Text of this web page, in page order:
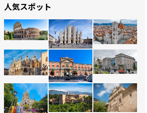
人気スポット